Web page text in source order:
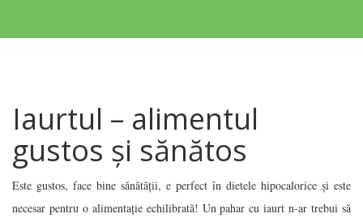
Iaurtul – alimentul
gustos și sănătos
Este gustos, face bine sănătății, e perfect în dietele hipocalorice și este
necesar pentru o alimentație echilibrată! Un pahar cu iaurt n-ar trebui să